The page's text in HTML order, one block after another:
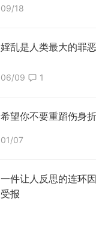
09/18
婬乱是人类最大的罪恶
06/09 1
希望你不要重蹈伤身
01/07
一件让人反思的连环
受报